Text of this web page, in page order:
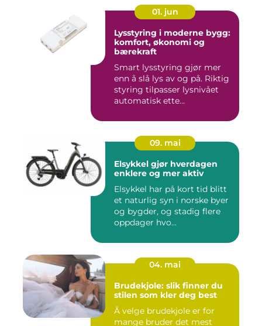
01. jun
Lysstyring i moderne bygg:
komfort, økonomi og
bærekraft
Smart lysstyring gjør mer
enn å slå lys av og på. Riktig
styring tilpasser lysnivået
automatisk ette...
09. mai
Elsykkel gjør hverdagen
enklere og mer aktiv
Elsykkel har på kort tid blitt
et naturlig syn i norske byer
og bygder, og stadig flere
oppdager hvo...
04. mai
Brudekjole: slik finner du
stilen som kler deg best
Å velge brudekjole er for
mange bruder det mest